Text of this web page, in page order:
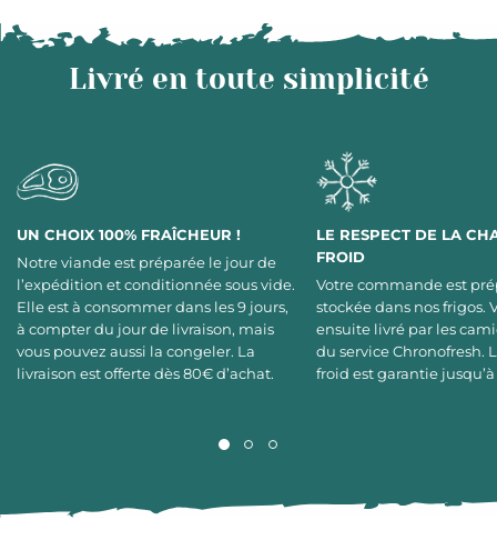
Livré en toute simplicité
UN CHOIX 100% FRAÎCHEUR !
Notre viande est préparée le jour de
l’expédition et conditionnée sous vide.
Elle est à consommer dans les 9 jours,
à compter du jour de livraison, mais
vous pouvez aussi la congeler. La
livraison est offerte dès 80€ d’achat.
LE RESPECT DE LA
FROID
Votre commande est
stockée dans nos frigos.
ensuite livré par les
du service Chronofresh.
froid est garantie